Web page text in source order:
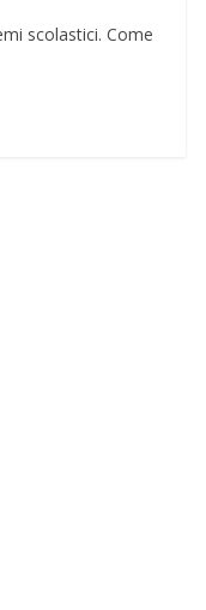
scolastici. Come